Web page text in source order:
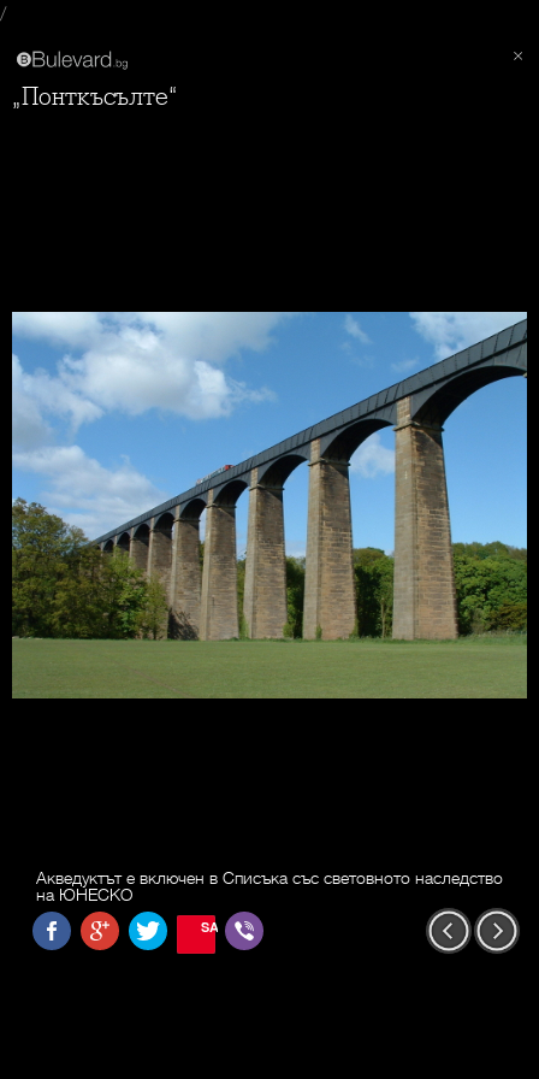
/
„Понткъсълте“
Акведуктът е включен в Списъка със световното наследство
на ЮНЕСКО
SAVE